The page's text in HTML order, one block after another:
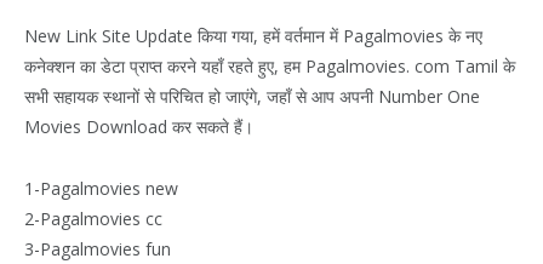
New Link Site Update किया गया, हमें वर्तमान में Pagalmovies के नए
कनेक्शन का डेटा प्राप्त करने यहाँ रहते हुए, हम Pagalmovies. com Tamil के
सभी सहायक स्थानों से परिचित हो जाएंगे, जहाँ से आप अपनी Number One
Movies Download कर सकते हैं।
1-Pagalmovies new
2-Pagalmovies cc
3-Pagalmovies fun